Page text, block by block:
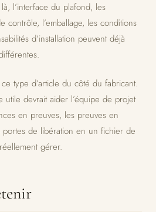
l’interface du plafond, les
contrôle, l’emballage, les conditions
d’installation peuvent déjà
type d’article du côté du fabricant.
utile devrait aider l’équipe de projet
en preuves, les preuves en
de libération en un fichier de
gérer.